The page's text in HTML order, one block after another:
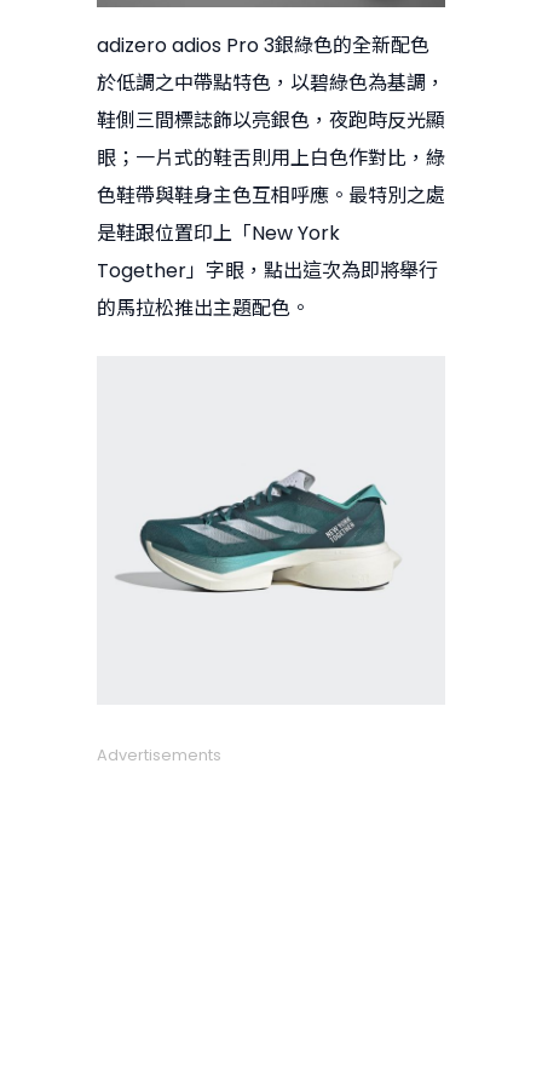
adizero adios Pro 3銀綠色的全新配色
於低調之中帶點特色，以碧綠色為基調，
鞋側三間標誌飾以亮銀色，夜跑時反光顯
眼；一片式的鞋舌則用上白色作對比，綠
色鞋帶與鞋身主色互相呼應。最特別之處
是鞋跟位置印上「New York
Together」字眼，點出這次為即將舉行
的馬拉松推出主題配色。
Advertisements